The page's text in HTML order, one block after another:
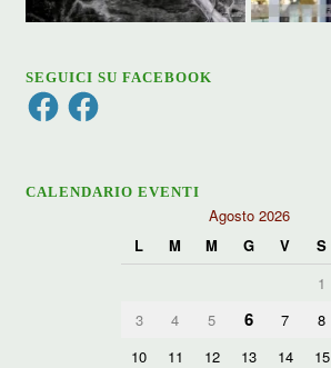
SEGUICI SU FACEBOOK
FacebookFacebook
CALENDARIO EVENTI
Agosto 2026
L
M M G V S
1
3
4 5 6 7 8
10
11 12 13 14 15